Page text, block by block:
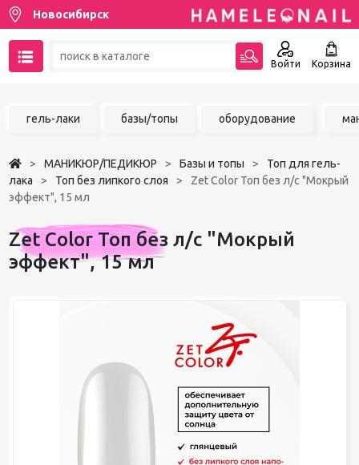
Новосибирск
Войти Корзина
Чат в MAX
Избранное
гель-лаки базы/топы оборудование
МАНИКЮР/ПЕДИКЮР Базы и топы
Топ для гель-
лака
Топ без липкого слоя
Zet Color Топ без л/с "Мокрый
эффект", 15 мл
Zet Color Топ без л/с "Мокрый
эффект", 15 мл